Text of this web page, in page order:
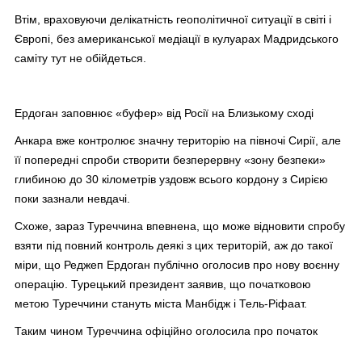
Втім, враховуючи делікатність геополітичної ситуації в світі і
Європі, без американської медіації в кулуарах Мадридського
саміту тут не обійдеться.
Ердоган заповнює «буфер» від Росії на Близькому сході
Анкара вже контролює значну територію на півночі Сирії, але
її попередні спроби створити безперервну «зону безпеки»
глибиною до 30 кілометрів уздовж всього кордону з Сирією
поки зазнали невдачі.
Схоже, зараз Туреччина впевнена, що може відновити спробу
взяти під повний контроль деякі з цих територій, аж до такої
міри, що Реджеп Ердоган публічно оголосив про нову воєнну
операцію. Турецький президент заявив, що початковою
метою Туреччини стануть міста Манбідж і Тель-Ріфаат.
Таким чином Туреччина офіційно оголосила про початок